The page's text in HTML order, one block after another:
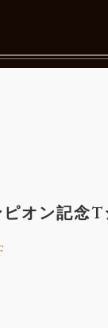
ピオン記念T